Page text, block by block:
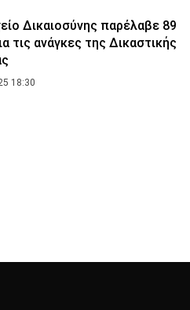
Δικαιοσύνης παρέλαβε 89
τις ανάγκες της Δικαστικής
18:30